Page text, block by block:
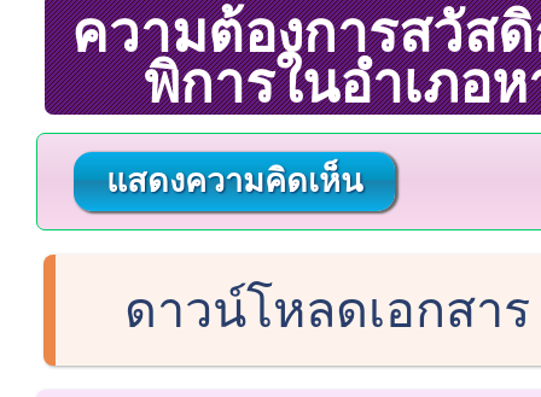
ความต้องการสวัส
พิการในอำเภอ
แสดงความคิดเห็น
ดาวน์โหลดเอกสา